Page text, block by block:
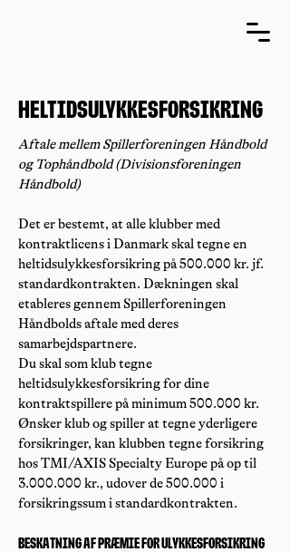
HELTIDSULYKKESFORSIKRING
Aftale mellem Spillerforeningen Håndbold
og Tophåndbold (Divisionsforeningen
Håndbold)
Det er bestemt, at alle klubber med
kontraktlicens i Danmark skal tegne en
heltidsulykkesforsikring på 500.000 kr. jf.
standardkontrakten. Dækningen skal
etableres gennem Spillerforeningen
Håndbolds aftale med deres
samarbejdspartnere.
Du skal som klub tegne
heltidsulykkesforsikring for dine
kontraktspillere på minimum 500.000 kr.
Ønsker klub og spiller at tegne yderligere
forsikringer, kan klubben tegne forsikring
hos TMI/AXIS Specialty Europe på op til
3.000.000 kr., udover de 500.000 i
forsikringssum i standardkontrakten.
Beskatning af præmie for ulykkesforsikring